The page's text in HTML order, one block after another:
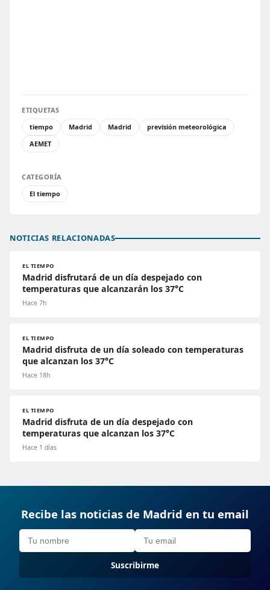
ETIQUETAS
tiempo
Madrid Madrid
previsión meteorológica
AEMET
CATEGORÍA
El tiempo
NOTICIAS RELACIONADAS
EL TIEMPO
Madrid disfrutará de un día despejado con
temperaturas que alcanzarán los 37°C
Hace 7h
EL TIEMPO
Madrid disfruta de un día soleado con temperaturas
que alcanzan los 37°C
Hace 18h
EL TIEMPO
Madrid disfruta de un día despejado con
temperaturas que alcanzan los 37°C
Hace 1 días
Recibe las noticias de Madrid en tu email
Suscribirme